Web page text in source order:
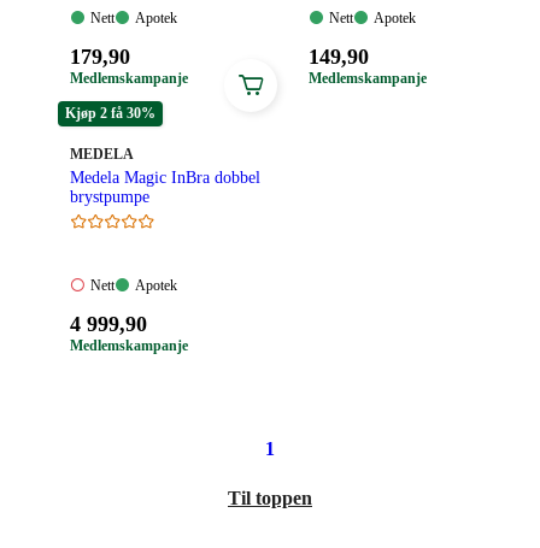
Nett:
Nett
Apotek:
Apotek
Pris:
179,90
kroner.
179,90
Medlemskampanje
Nett:
Nett
Apotek:
Apotek
Pris:
149,90
149,90
Medlemskampanje
Kjøp 2 få 30%
MERKE:
MEDELA
Medela Magic InBra dobbel
brystpumpe
Nett:
tilgjengelig
Nett
Apotek:
Apotek
Pris:
4
4 999,90
Medlemskampanje
1
Til toppen